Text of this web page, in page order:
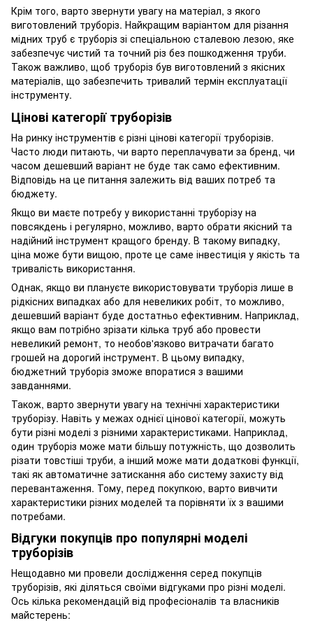
Крім того, варто звернути увагу на матеріал, з якого
виготовлений труборіз. Найкращим варіантом для різання
мідних труб є труборіз зі спеціальною сталевою лезою, яке
забезпечує чистий та точний різ без пошкодження труби.
Також важливо, щоб труборіз був виготовлений з якісних
матеріалів, що забезпечить тривалий термін експлуатації
інструменту.
Цінові категорії труборізів
На ринку інструментів є різні цінові категорії труборізів.
Часто люди питають, чи варто переплачувати за бренд, чи
часом дешевший варіант не буде так само ефективним.
Відповідь на це питання залежить від ваших потреб та
бюджету.
Якщо ви маєте потребу у використанні труборізу на
повсякдень і регулярно, можливо, варто обрати якісний та
надійний інструмент кращого бренду. В такому випадку,
ціна може бути вищою, проте це саме інвестиція у якість та
тривалість використання.
Однак, якщо ви плануєте використовувати труборіз лише в
рідкісних випадках або для невеликих робіт, то можливо,
дешевший варіант буде достатньо ефективним. Наприклад,
якщо вам потрібно зрізати кілька труб або провести
невеликий ремонт, то необов'язково витрачати багато
грошей на дорогий інструмент. В цьому випадку,
бюджетний труборіз зможе впоратися з вашими
завданнями.
Також, варто звернути увагу на технічні характеристики
труборізу. Навіть у межах однієї цінової категорії, можуть
бути різні моделі з різними характеристиками. Наприклад,
один труборіз може мати більшу потужність, що дозволить
різати товстіші труби, а інший може мати додаткові функції,
такі як автоматичне затискання або систему захисту від
перевантаження. Тому, перед покупкою, варто вивчити
характеристики різних моделей та порівняти їх з вашими
потребами.
Відгуки покупців про популярні моделі
труборізів
Нещодавно ми провели дослідження серед покупців
труборізів, які діляться своїми відгуками про різні моделі.
Ось кілька рекомендацій від професіоналів та власників
майстерень: